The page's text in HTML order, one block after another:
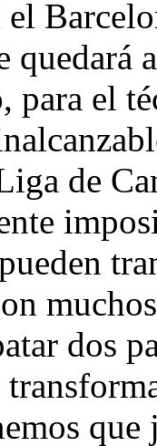
el
quedará
para el
de
dos